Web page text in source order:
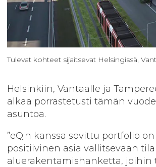
Tulevat kohteet sijaitsevat Helsingissä,
Helsinkiin, Vantaalle ja
alkaa porrastetusti tämän
asuntoa.
”eQ:n kanssa sovittu portfolio
positiivinen asia vallitsevaan
aluerakentamishanketta,